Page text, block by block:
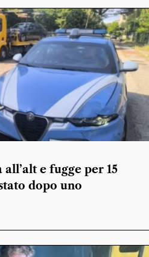
e fugge per 15
dopo uno